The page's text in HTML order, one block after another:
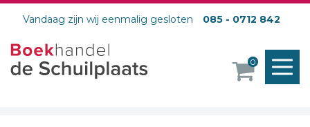
Vandaag zijn wij eenmalig gesloten 085 - 0712 842
0